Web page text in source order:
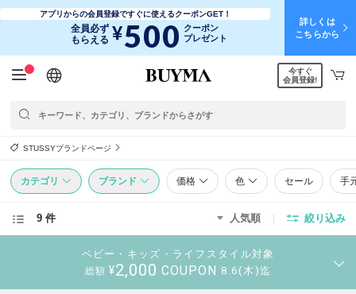
アプリからの会員登録ですぐに使えるクーポンGET！
全員必ず
もらえる ¥500 クーポン
プレゼント
詳しくは
こちらから
日本語
English
简体中文
繁體中文
今すぐ
会員登録!
STUSSYブランドページ
カテゴリ ブランド 価格 色 セール 手
9 件 人気順 絞り込み
ベビー・キッズ・ライフスタイル対象
総額 ¥2,000 COUPON 8.6(木)迄